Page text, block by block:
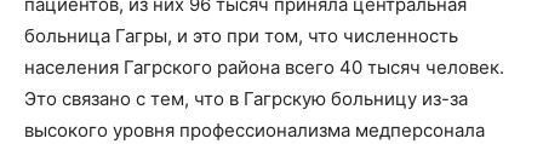
больница Гагры, и это при том, что численность
населения Гагрского района всего 40 тысяч человек.
Это связано с тем, что в Гагрскую больницу из-за
высокого уровня профессионализма медперсонала